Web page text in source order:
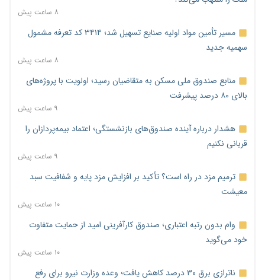
۸ ساعت پیش
مسیر تأمین مواد اولیه صنایع تسهیل شد؛ ۳۴۱۴ کد تعرفه مشمول
سهمیه جدید
۸ ساعت پیش
منابع صندوق ملی مسکن به متقاضیان رسید؛ اولویت با پروژه‌های
بالای ۸۰ درصد پیشرفت
۹ ساعت پیش
هشدار درباره آینده صندوق‌های بازنشستگی؛ اعتماد بیمه‌پردازان را
قربانی نکنیم
۹ ساعت پیش
ترمیم مزد در راه است؟ تأکید بر افزایش مزد پایه و شفافیت سبد
معیشت
۱۰ ساعت پیش
وام بدون رتبه اعتباری؛ صندوق کارآفرینی امید از حمایت متفاوت
خود می‌گوید
۱۰ ساعت پیش
ناترازی برق ۳۰ درصد کاهش یافت؛ وعده وزارت نیرو برای رفع